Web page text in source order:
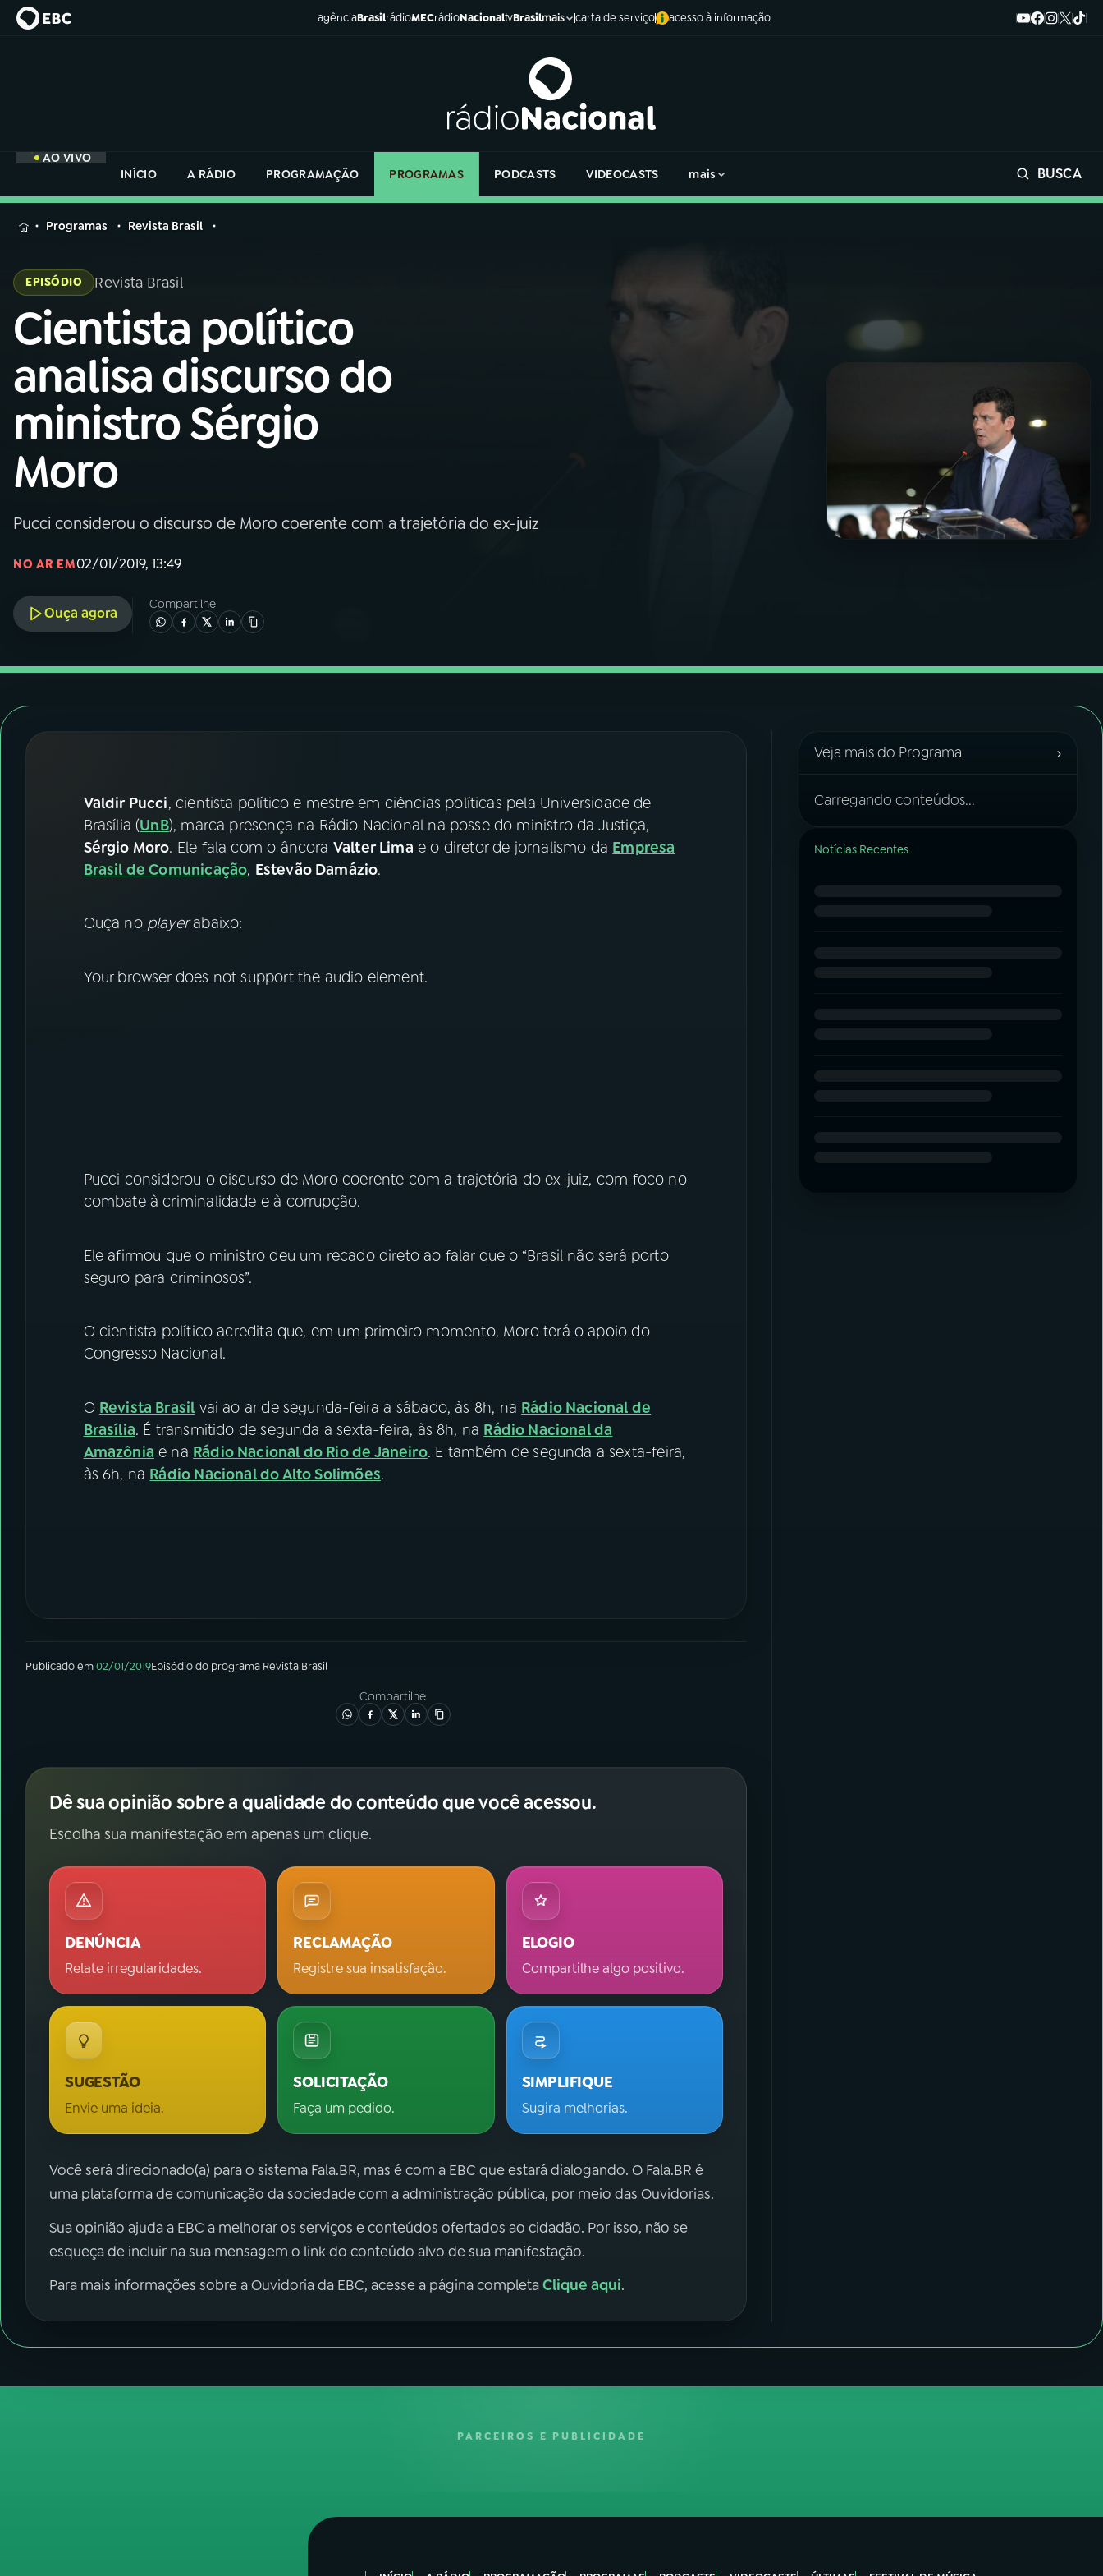
agênciaBrasilrádioMECrádioNacionaltvBrasilmais carta de serviço acesso à informação
AO VIVO
INÍCIO
A RÁDIO PROGRAMAÇÃO PROGRAMAS PODCASTS VIDEOCASTS mais BUSCA
MENU
Buscar
Rádio
Nacional
AO VIVO
01INÍCIO
02A RÁDIO
03PROGRAMAÇÃO
05PODCASTS
FESTIVAL DE MÚSICA
ACOMPANHE A RÁDIO NACIONAL
Facebook
Instagram X
na
Rádio
Nacional
Programas Revista Brasil
EPISÓDIO Revista Brasil
Cientista político
analisa discurso do
ministro Sérgio
Moro
Pucci considerou o discurso de Moro coerente com a trajetória do ex-juiz
NO AR EM02/01/2019, 13:49
Ouça agora
Compartilhe
Valdir Pucci, cientista político e mestre em ciências políticas pela Universidade de
Brasília (UnB), marca presença na Rádio Nacional na posse do ministro da Justiça,
Sérgio Moro. Ele fala com o âncora Valter Lima e o diretor de jornalismo da Empresa
Brasil de Comunicação, Estevão Damázio.
Ouça no playerabaixo:
Your browser does not support the audio element.
Pucci considerou o discurso de Moro coerente com a trajetória do ex-juiz, com foco no
combate à criminalidade e à corrupção.
Ele afirmou que o ministro deu um recado direto ao falar que o “Brasil não será porto
seguro para criminosos”.
O cientista político acredita que, em um primeiro momento, Moro terá o apoio do
Congresso Nacional.
O Revista Brasil vai ao ar de segunda-feira a sábado, às 8h, na Rádio Nacional de
Brasília. É transmitido de segunda a sexta-feira, às 8h, na Rádio Nacional da
Amazônia e na Rádio Nacional do Rio de Janeiro. E também de segunda a sexta-feira,
às 6h, na Rádio Nacional do Alto Solimões.
Publicado em02/01/2019Episódiodo programa Revista Brasil
Compartilhe
Dê sua opinião sobre a qualidade do conteúdo que você acessou.
Escolha sua manifestação em apenas um clique.
DENÚNCIA
Relate irregularidades.
RECLAMAÇÃO
Registre sua insatisfação.
ELOGIO
Compartilhe algo positivo.
SUGESTÃO
Envie uma ideia.
SOLICITAÇÃO
Faça um pedido.
SIMPLIFIQUE
Sugira melhorias.
Você será direcionado(a) para o sistema Fala.BR, mas é com a EBC que estará dialogando. O Fala.BR é
uma plataforma de comunicação da sociedade com a administração pública, por meio das Ouvidorias.
Sua opinião ajuda a EBC a melhorar os serviços e conteúdos ofertados ao cidadão. Por isso, não se
esqueça de incluir na sua mensagem o link do conteúdo alvo de sua manifestação.
Para mais informações sobre a Ouvidoria da EBC, acesse a página completaClique aqui.
Veja mais do Programa ›
Carregando conteúdos...
Notícias Recentes
PARCEIROS E PUBLICIDADE